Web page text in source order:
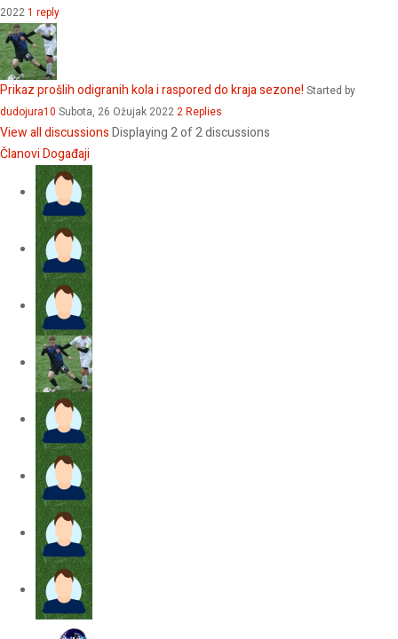
20221 reply
Prikaz prošlih odigranih kola i raspored do kraja sezone! Started by
dudojura10 Subota, 26 Ožujak 20222 Replies
View all discussionsDisplaying 2 of 2 discussions
ČlanoviDogađaji